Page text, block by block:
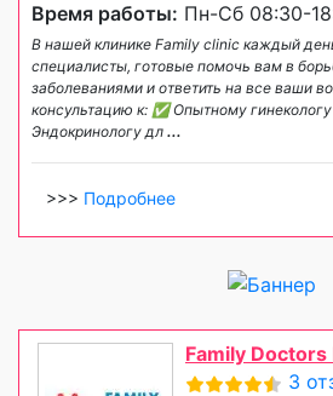
Время работы: Пн-Сб 08:30-
В нашей клинике Family clinic каждый
специалисты, готовые помочь вам в
заболеваниями и ответить на все ваши
консультацию к: ✅ Опытному
Эндокринологу дл ...
>>> Подробнее
Family Doctors
3